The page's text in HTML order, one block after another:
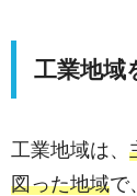
工業地域
工業地域は、
図った地域で